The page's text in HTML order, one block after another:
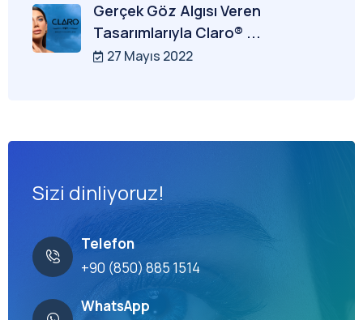
Gerçek Göz Algısı Veren
Tasarımlarıyla Claro® ...
27 Mayıs 2022
Sizi dinliyoruz!
Telefon
+90 (850) 885 1514
WhatsApp